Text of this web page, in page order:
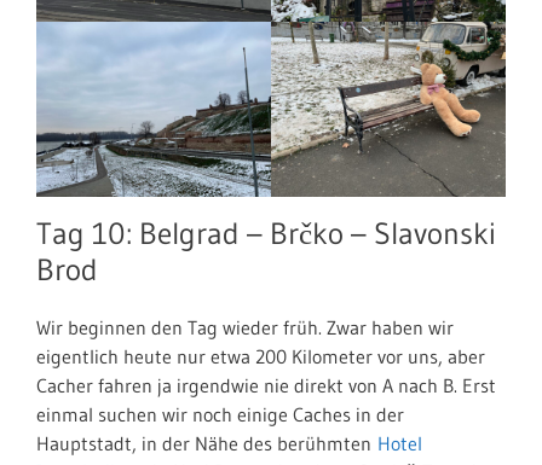
Tag 10: Belgrad – Brčko – Slavonski
Brod
Wir beginnen den Tag wieder früh. Zwar haben wir
eigentlich heute nur etwa 200 Kilometer vor uns, aber
Cacher fahren ja irgendwie nie direkt von A nach B. Erst
einmal suchen wir noch einige Caches in der
Hauptstadt, in der Nähe des berühmten Hotel